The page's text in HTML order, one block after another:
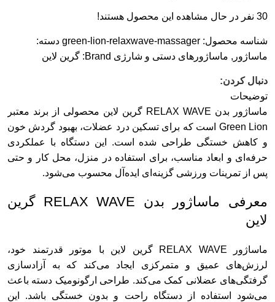
30 نفر در حال مشاهده این محصول هستند!
شناسه محصول: green-lion-relaxwave-massager دسته:
ماساژور , ماساژورهای دستی و شارژی Brand: گرین لاین
دنبال کردن:
توضیحات
ماساژور بدن RELAX WAVE گرین لاین محصولی از برند معتبر
Green Lion است که برای تسکین درد عضلات، بهبود گردش خون
و کاهش خستگی طراحی شده است. این دستگاه با عملکردی
حرفه‌ای و ابعاد مناسب، برای استفاده در منزل، محل کار و حتی
پس از تمرینات ورزشی گزینه‌ای ایده‌آل محسوب می‌شود.
معرفی ماساژور بدن RELAX WAVE گرین
لاین
ماساژور RELAX WAVE گرین لاین با موتور قدرتمند خود،
لرزش‌های عمیق و متمرکزی ایجاد می‌کند که به آزادسازی
گرفتگی‌های عضلانی کمک می‌کند. طراحی ارگونومیک دسته باعث
می‌شود استفاده از دستگاه راحت و بدون خستگی باشد. این